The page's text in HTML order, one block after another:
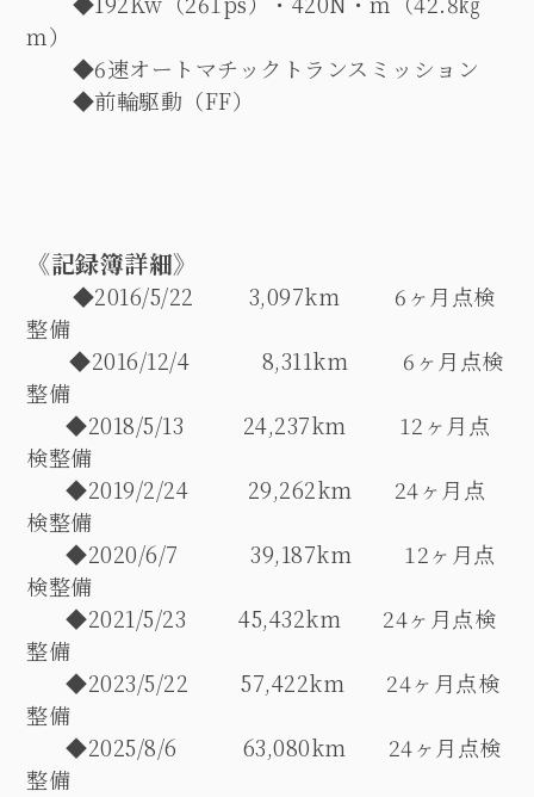
ｍ）
◆6速オートマチックトランスミッション
◆前輪駆動（FF）
《記録簿詳細》
◆2016/5/22 3,097km 6ヶ月点検
整備
◆2016/12/4
8,311km 6ヶ月点検
整備
◆2018/5/13
24,237km 12ヶ月点
検整備
◆2019/2/24
29,262km 24ヶ月点
検整備
◆2020/6/7
39,187km 12ヶ月点
検整備
◆2021/5/23
45,432km 24ヶ月点検
整備
◆2023/5/22
57,422km 24ヶ月点検
整備
◆2025/8/6
63,080km 24ヶ月点検
整備